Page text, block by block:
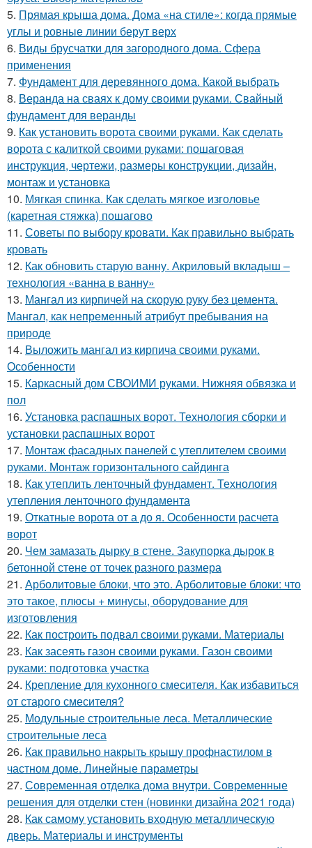
5. Прямая крыша дома. Дома «на стиле»: когда прямые
углы и ровные линии берут верх
6. Виды брусчатки для загородного дома. Сфера
применения
7. Фундамент для деревянного дома. Какой выбрать
8. Веранда на сваях к дому своими руками. Свайный
фундамент для веранды
9. Как установить ворота своими руками. Как сделать
ворота с калиткой своими руками: пошаговая
инструкция, чертежи, размеры конструкции, дизайн,
монтаж и установка
10. Мягкая спинка. Как сделать мягкое изголовье
(каретная стяжка) пошагово
11. Советы по выбору кровати. Как правильно выбрать
кровать
12. Как обновить старую ванну. Акриловый вкладыш –
технология «ванна в ванну»
13. Мангал из кирпичей на скорую руку без цемента.
Мангал, как непременный атрибут пребывания на
природе
14. Выложить мангал из кирпича своими руками.
Особенности
15. Каркасный дом СВОИМИ руками. Нижняя обвязка и
пол
16. Установка распашных ворот. Технология сборки и
установки распашных ворот
17. Монтаж фасадных панелей с утеплителем своими
руками. Монтаж горизонтального сайдинга
18. Как утеплить ленточный фундамент. Технология
утепления ленточного фундамента
19. Откатные ворота от а до я. Особенности расчета
ворот
20. Чем замазать дырку в стене. Закупорка дырок в
бетонной стене от точек разного размера
21. Арболитовые блоки, что это. Арболитовые блоки: что
это такое, плюсы + минусы, оборудование для
изготовления
22. Как построить подвал своими руками. Материалы
23. Как засеять газон своими руками. Газон своими
руками: подготовка участка
24. Крепление для кухонного смесителя. Как избавиться
от старого смесителя?
25. Модульные строительные леса. Металлические
строительные леса
26. Как правильно накрыть крышу профнастилом в
частном доме. Линейные параметры
27. Современная отделка дома внутри. Современные
решения для отделки стен (новинки дизайна 2021 года)
28. Как самому установить входную металлическую
дверь. Материалы и инструменты